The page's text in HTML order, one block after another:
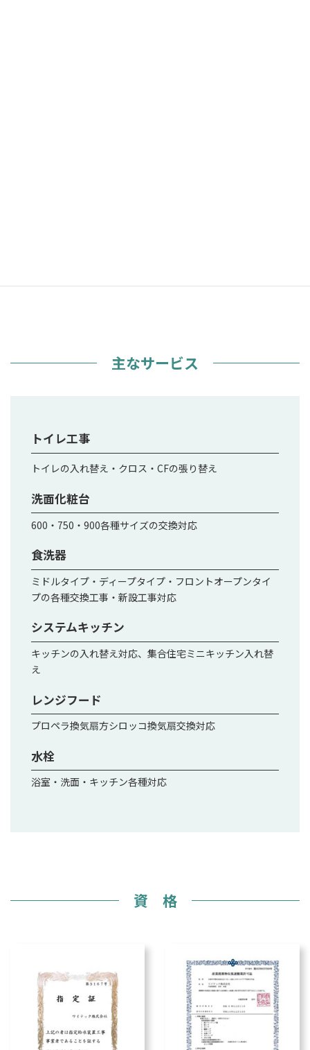
主なサービス
トイレ工事
トイレの入れ替え・クロス・CFの張り替え
洗面化粧台
600・750・900各種サイズの交換対応
食洗器
ミドルタイプ・ディープタイプ・フロントオープンタイ
プの各種交換工事・新設工事対応
システムキッチン
キッチンの入れ替え対応、集合住宅ミニキッチン入れ替
え
レンジフード
プロペラ換気扇方シロッコ換気扇交換対応
水栓
浴室・洗面・キッチン各種対応
資 格